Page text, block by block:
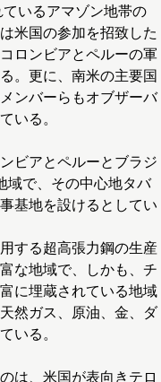
いるアマゾン地帯の
米国の参加を招致した
ロンビアとペルーの軍
。更に、南米の主要国
ンバーらもオブザーバ
いる。
ビアとペルーとブラジ
域で、その中心地タバ
基地を設けるとしてい
する超高張力鋼の生産
な地域で、しかも、チ
に埋蔵されている地域
然ガス、原油、金、ダ
いる。
は、米国が表向きテロ